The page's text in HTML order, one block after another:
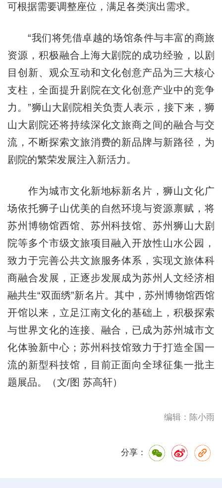
可根据需要调整座位，满足各类演出需求。
“我们将凭借卓越的场馆条件与丰富的商旅
资源，积极融合上海大剧院的成功经验，以剧
目创新、观众互动和文化创意产品为三大核心
支柱，全面提升剧院在文化创意产业中的竞争
力。”狮山大剧院相关负责人表示，接下来，狮
山大剧院还将持续深化文旅商之间的融合与交
流，不断探索文旅消费的新品牌与新路径，为
剧院的繁荣发展注入新活力。
作为城市文化新地标新名片，狮山文化广
场依托狮子山优美的自然环境与资源禀赋，将
苏州博物馆西馆、苏州科技馆、苏州狮山大剧
院等多个市级文旅项目融入开放性山水公园，
致力于完善公共文旅服务体系，实现文旅体科
商融合发展，正逐步发展成为苏州人文经济相
融共生“双面绣”新名片。其中，苏州博物馆西馆
开馆以来，立足江南文化的基础上，积极探索
与世界文化的连接、融合，已成为苏州城市文
化体验新中心；苏州科技馆致力于打造全国一
流的新型科技馆，目前正面向全球征集一批主
题展品。（文/图 苏高轩）
编辑：陈小雨
分享：